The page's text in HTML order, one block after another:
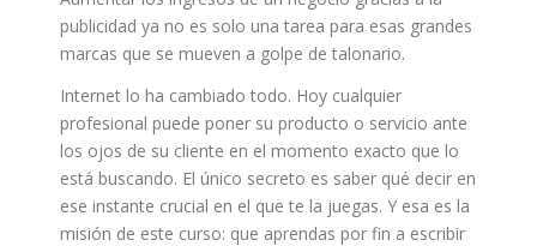
publicidad ya no es solo una tarea para esas grandes
marcas que se mueven a golpe de talonario.
Internet lo ha cambiado todo. Hoy cualquier
profesional puede poner su producto o servicio ante
los ojos de su cliente en el momento exacto que lo
está buscando. El único secreto es saber qué decir en
ese instante crucial en el que te la juegas. Y esa es la
misión de este curso: que aprendas por fin a escribir